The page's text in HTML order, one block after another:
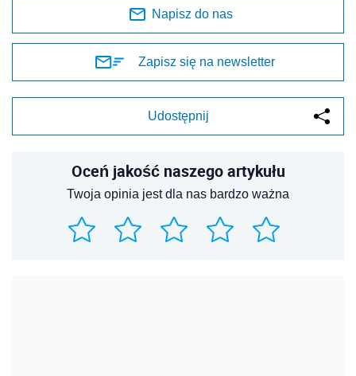
Napisz do nas
Zapisz się na newsletter
Udostępnij
Oceń jakość naszego artykułu
Twoja opinia jest dla nas bardzo ważna